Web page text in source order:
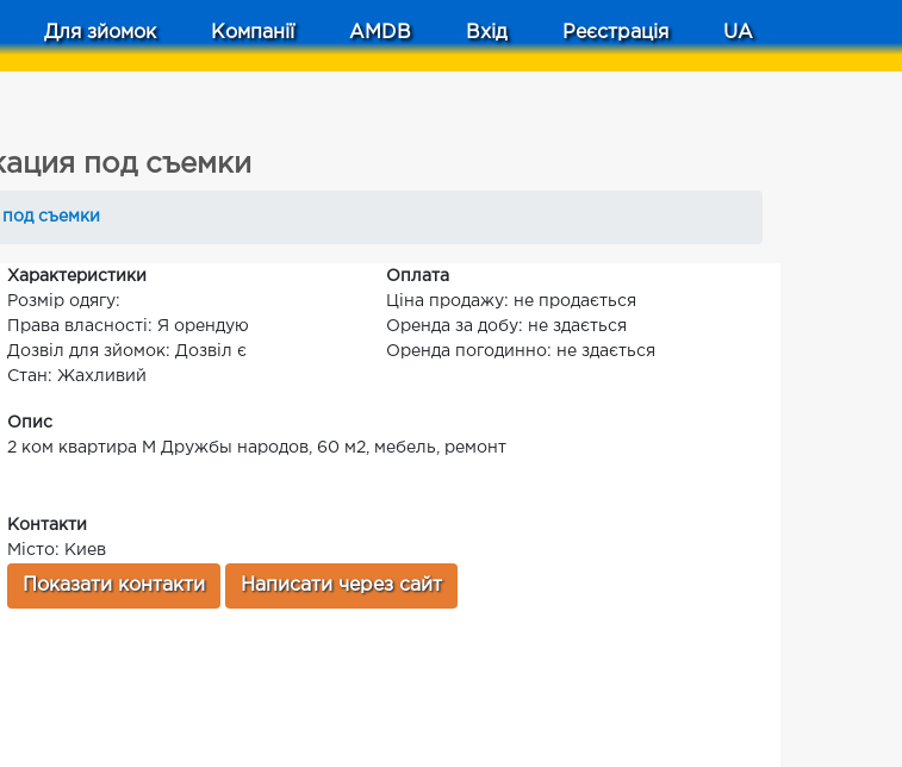
Для зйомок Компанії AMDB Вхід Реєстрація UA
под съемки
съемки
Характеристики
Розмір одягу:
Права власності: Я орендую
Дозвіл для зйомок: Дозвіл є
Стан: Жахливий
Оплата
Ціна продажу: не продається
Оренда за добу: не здається
Оренда погодинно: не здається
Опис
2 ком квартира М Дружбы народов, 60 м2, мебель, ремонт
Контакти
Місто: Киев
Показати контакти Написати через сайт